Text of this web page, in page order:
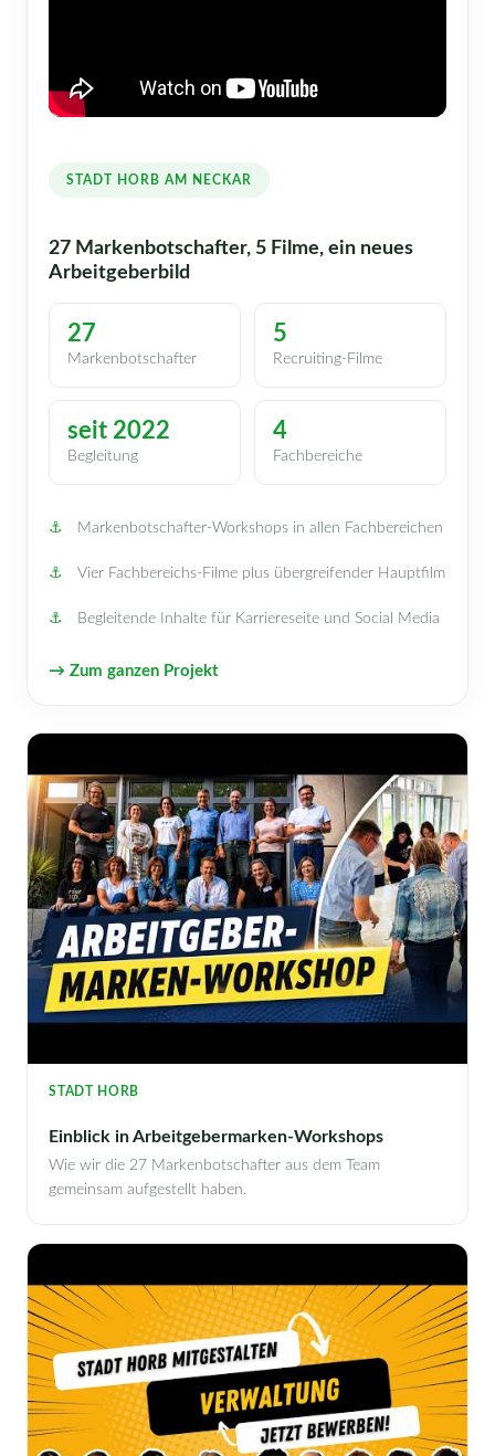
STADT HORB AM NECKAR
27 Markenbotschafter, 5 Filme, ein neues
Arbeitgeberbild
27
Markenbotschafter
5
Recruiting-Filme
seit 2022
Begleitung
4
Fachbereiche
Markenbotschafter-Workshops in allen Fachbereichen
Vier Fachbereichs-Filme plus übergreifender Hauptfilm
Begleitende Inhalte für Karriereseite und Social Media
→ Zum ganzen Projekt
STADT HORB
Einblick in Arbeitgebermarken-Workshops
Wie wir die 27 Markenbotschafter aus dem Team
gemeinsam aufgestellt haben.